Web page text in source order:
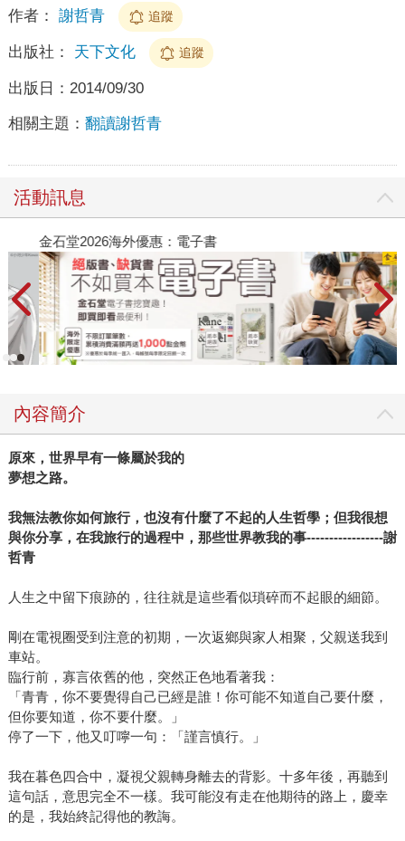
作者： 謝哲青 追蹤
出版社： 天下文化 追蹤
出版日： 2014/09/30
相關主題： 翻讀謝哲青
活動訊息
金石堂2026海外優惠：電子書
內容簡介
原來，世界早有一條屬於我的
夢想之路。
我無法教你如何旅行，也沒有什麼了不起的人生哲學；但我很想
與你分享，在我旅行的過程中，那些世界教我的事-----------------謝
哲青
人生之中留下痕跡的，往往就是這些看似瑣碎而不起眼的細節。
剛在電視圈受到注意的初期，一次返鄉與家人相聚，父親送我到
車站。
臨行前，寡言依舊的他，突然正色地看著我：
「青青，你不要覺得自己已經是誰！你可能不知道自己要什麼，
但你要知道，你不要什麼。」
停了一下，他又叮嚀一句：「謹言慎行。」
我在暮色四合中，凝視父親轉身離去的背影。十多年後，再聽到
這句話，意思完全不一樣。我可能沒有走在他期待的路上，慶幸
的是，我始終記得他的教誨。